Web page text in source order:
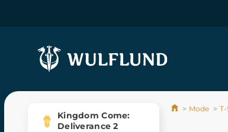
Kingdom Come:
Deliverance 2
Mode